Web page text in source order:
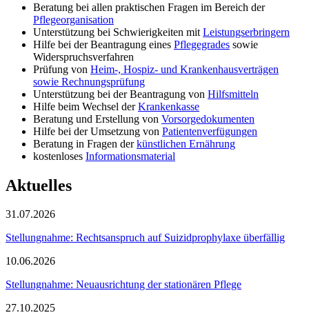
Beratung bei allen praktischen Fragen im Bereich der
Pflegeorganisation
Unterstützung bei Schwierigkeiten mit Leistungserbringern
Hilfe bei der Beantragung eines Pflegegrades sowie
Widerspruchsverfahren
Prüfung von Heim-, Hospiz- und Krankenhausverträgen
sowie Rechnungsprüfung
Unterstützung bei der Beantragung von Hilfsmitteln
Hilfe beim Wechsel derKrankenkasse
Beratung und Erstellung von Vorsorgedokumenten
Hilfe bei der Umsetzung von Patientenverfügungen
Beratung in Fragen derkünstlichen Ernährung
kostenloses Informationsmaterial
Aktuelles
31.07.2026
Stellungnahme: Rechtsanspruch auf Suizidprophylaxe überfällig
10.06.2026
Stellungnahme: Neuausrichtung der stationären Pflege
27.10.2025